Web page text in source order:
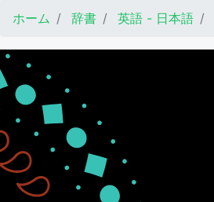
ホーム
辞書 英語 - 日本語